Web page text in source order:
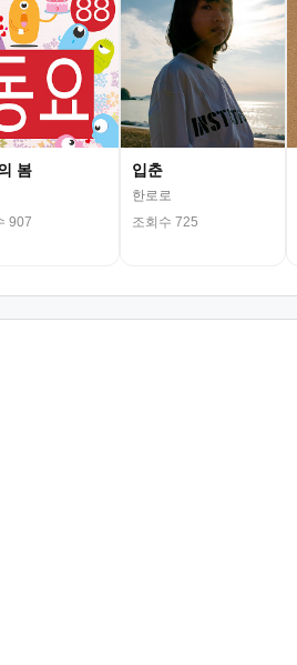
봄
907
입춘
한로로
조회수 725